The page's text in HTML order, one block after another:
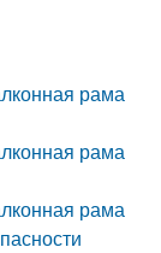
рама
рама
рама